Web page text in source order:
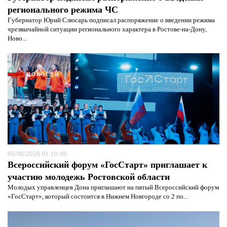
регионального режима ЧС
Губернатор Юрий Слюсарь подписал распоряжение о введении режима
чрезвычайной ситуации регионального характера в Ростове-на-Дону,
Ново...
НОВОСТИ
05/08/2026 01:10:00
Всероссийский форум «ГосСтарт» приглашает к
участию молодежь Ростовской области
Молодых управленцев Дона приглашают на пятый Всероссийский форум
«ГосСтарт», который состоится в Нижнем Новгороде со 2 по...